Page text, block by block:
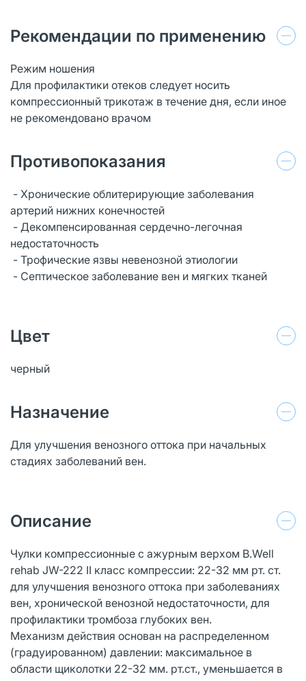
Рекомендации по применению
Режим ношения
Для профилактики отеков следует носить
компрессионный трикотаж в течение дня, если иное
не рекомендовано врачом
Противопоказания
- Хронические облитерирующие заболевания
артерий нижних конечностей
- Декомпенсированная сердечно-легочная
недостаточность
- Трофические язвы невенозной этиологии
- Септическое заболевание вен и мягких тканей
Цвет
черный
Назначение
Для улучшения венозного оттока при начальных
стадиях заболеваний вен.
Описание
Чулки компрессионные с ажурным верхом B.Well
rehab JW-222 II класс компрессии: 22-32 мм рт. ст.
для улучшения венозного оттока при заболеваниях
вен, хронической венозной недостаточности, для
профилактики тромбоза глубоких вен.
Механизм действия основан на распределенном
(градуированном) давлении: максимальное в
области щиколотки 22-32 мм. рт.ст., уменьшается в